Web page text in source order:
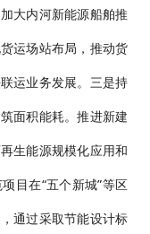
大内河新能源船舶推
运场站布局，推动货
运业务发展。三是持
面积能耗。推进新建
生能源规模化应用和
目在“五个新城”等区
通过采取节能设计标